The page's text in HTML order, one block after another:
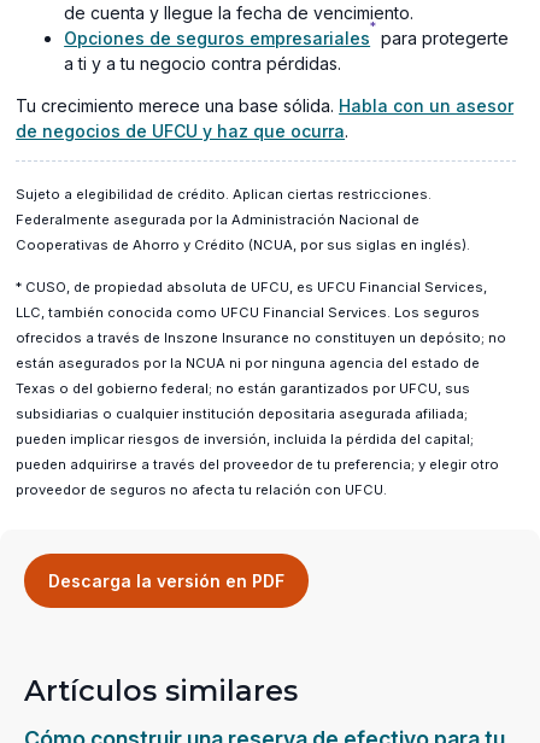
de cuenta y llegue la fecha de vencimiento.
Opciones de seguros empresariales
*
para protegerte
a ti y a tu negocio contra pérdidas.
Tu crecimiento merece una base sólida. Habla con un asesor
de negocios de UFCU y haz que ocurra
new
window)
.
Sujeto a elegibilidad de crédito. Aplican ciertas restricciones.
Federalmente asegurada por la Administración Nacional de
Cooperativas de Ahorro y Crédito (NCUA, por sus siglas en inglés).
* CUSO, de propiedad absoluta de UFCU, es UFCU Financial Services,
LLC, también conocida como UFCU Financial Services. Los seguros
ofrecidos a través de Inszone Insurance no constituyen un depósito; no
están asegurados por la NCUA ni por ninguna agencia del estado de
Texas o del gobierno federal; no están garantizados por UFCU, sus
subsidiarias o cualquier institución depositaria asegurada afiliada;
pueden implicar riesgos de inversión, incluida la pérdida del capital;
pueden adquirirse a través del proveedor de tu preferencia; y elegir otro
proveedor de seguros no afecta tu relación con UFCU.
Descarga la versión en PDF(opens
in
window)
Artículos similares